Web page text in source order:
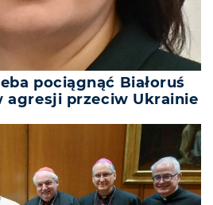
pociągnąć Białoruś
agresji przeciw Ukrainie